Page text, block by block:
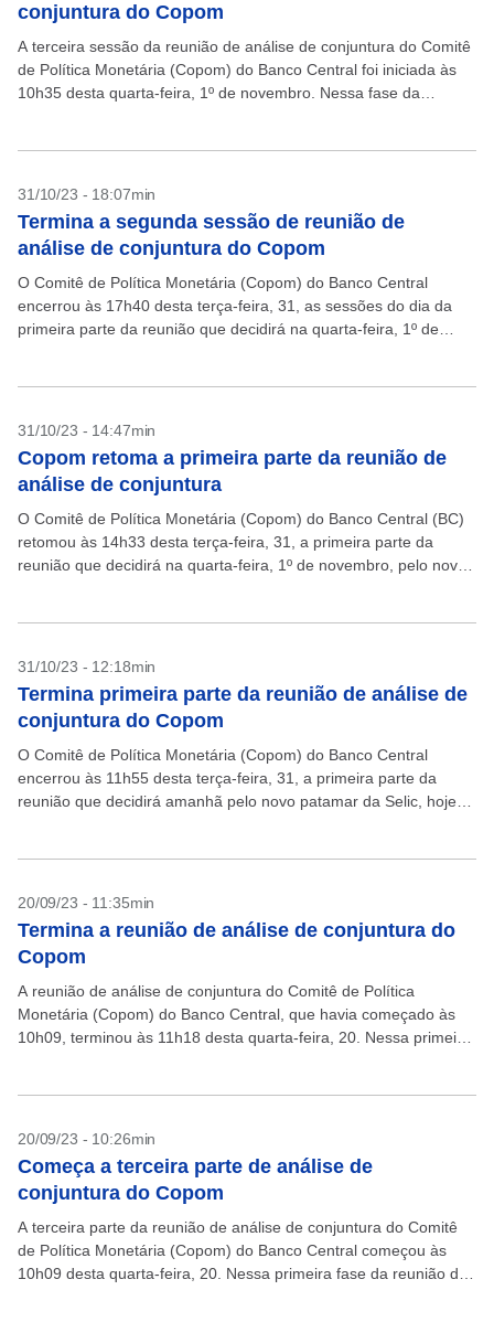
conjuntura do Copom
A terceira sessão da reunião de análise de conjuntura do Comitê
de Política Monetária (Copom) do Banco Central foi iniciada às
10h35 desta quarta-feira, 1º de novembro. Nessa fase da
31/10/23 - 18:07min
Termina a segunda sessão de reunião de
análise de conjuntura do Copom
O Comitê de Política Monetária (Copom) do Banco Central
encerrou às 17h40 desta terça-feira, 31, as sessões do dia da
primeira parte da reunião que decidirá na quarta-feira, 1º de
31/10/23 - 14:47min
Copom retoma a primeira parte da reunião de
análise de conjuntura
O Comitê de Política Monetária (Copom) do Banco Central (BC)
retomou às 14h33 desta terça-feira, 31, a primeira parte da
reunião que decidirá na quarta-feira, 1º de novembro, pelo novo
31/10/23 - 12:18min
Termina primeira parte da reunião de análise de
conjuntura do Copom
O Comitê de Política Monetária (Copom) do Banco Central
encerrou às 11h55 desta terça-feira, 31, a primeira parte da
reunião que decidirá amanhã pelo novo patamar da Selic, hoje
20/09/23 - 11:35min
Termina a reunião de análise de conjuntura do
Copom
A reunião de análise de conjuntura do Comitê de Política
Monetária (Copom) do Banco Central, que havia começado às
10h09, terminou às 11h18 desta quarta-feira, 20. Nessa primeira
20/09/23 - 10:26min
Começa a terceira parte de análise de
conjuntura do Copom
A terceira parte da reunião de análise de conjuntura do Comitê
de Política Monetária (Copom) do Banco Central começou às
10h09 desta quarta-feira, 20. Nessa primeira fase da reunião do